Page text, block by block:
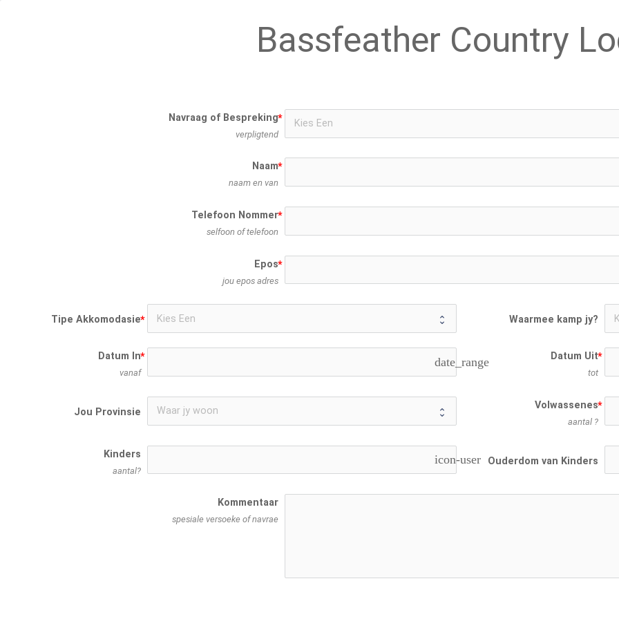
Bassfeather Country
Navraag of Bespreking
verpligtend
Naam
naam en van
Telefoon Nommer
selfoon of telefoon
Epos
jou epos adres
Tipe Akkomodasie Waarmee kamp jy?
Datum In
vanaf
date_range Datum Uit
tot
Jou Provinsie
Volwassenes
aantal ?
Kinders
aantal?
icon-user Ouderdom van Kinders
Kommentaar
spesiale versoeke of navrae